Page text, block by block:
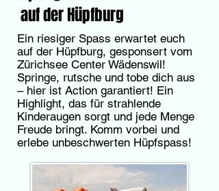
auf der Hüpfburg
Ein riesiger Spass erwartet euch
auf der Hüpfburg, gesponsert vom
Zürichsee Center Wädenswil!
Springe, rutsche und tobe dich aus
– hier ist Action garantiert! Ein
Highlight, das für strahlende
Kinderaugen sorgt und jede Menge
Freude bringt. Komm vorbei und
erlebe unbeschwerten Hüpfspass!